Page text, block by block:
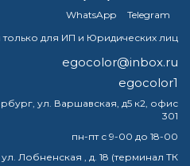
термостойкую
стали?
WhatsApp
Telegram
для ИП и Юридических лиц
egocolor@inbox.ru
egocolor1
ул. Варшавская, д5 к2, офис
301
пн-пт с 9-00 до 18-00
Лобненская , д. 18 (терминал ТК